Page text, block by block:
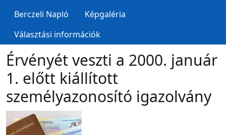
Berczeli Napló
Képgaléria
Választási információk
Érvényét veszti a 2000. január
1. előtt kiállított
személyazonosító igazolvány